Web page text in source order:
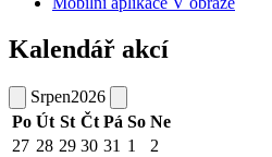
Kalendář akcí
Srpen2026
Po Út St Čt Pá So Ne
27 28 29 30 31 1
2